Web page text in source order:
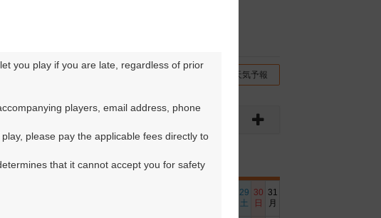
天気予報
29
土
30
日
31
月
you play if you are late, regardless of prior
players, email address, phone
please pay the applicable fees directly to
that it cannot accept you for safety